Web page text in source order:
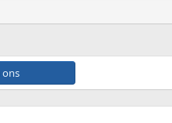
ons